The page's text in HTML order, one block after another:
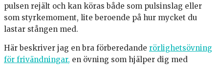
pulsen rejält och kan köras både som pulsinslag eller
som styrkemoment, lite beroende på hur mycket du
lastar stången med.
Här beskriver jag en bra förberedande rörlighetsövning
för frivändningar, en övning som hjälper dig med